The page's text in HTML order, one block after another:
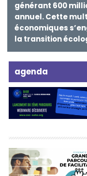
générant 600
annuel. Cette
économiques
la transition